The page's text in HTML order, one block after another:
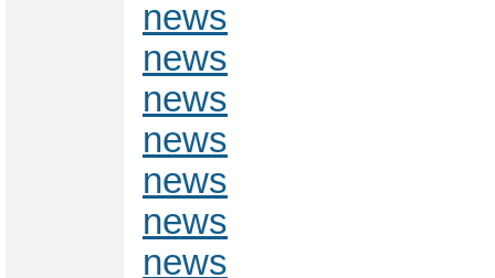
news
news
news
news
news
news
news